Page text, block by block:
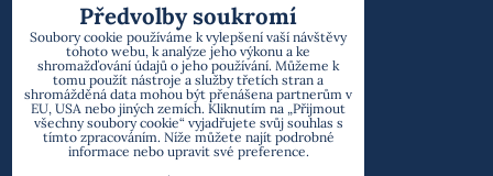
Kontakt
Předvolby soukromí
Soubory cookie používáme k vylepšení vaší návštěvy
tohoto webu, k analýze jeho výkonu a ke
shromažďování údajů o jeho používání. Můžeme k
tomu použít nástroje a služby třetích stran a
shromážděná data mohou být přenášena partnerům v
EU, USA nebo jiných zemích. Kliknutím na „Přijmout
všechny soubory cookie“ vyjadřujete svůj souhlas s
tímto zpracováním. Níže můžete najít podrobné
informace nebo upravit své preference.